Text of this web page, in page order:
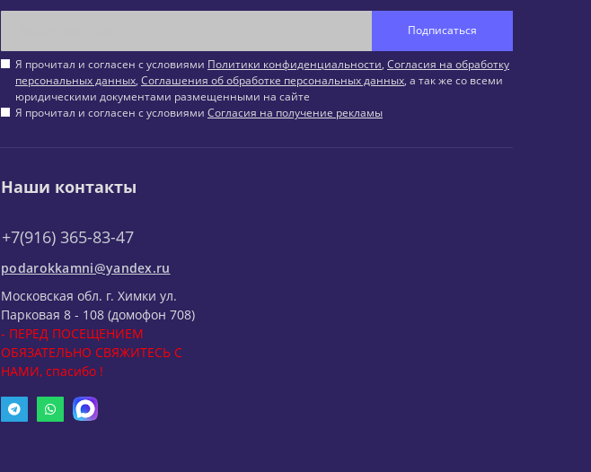
Подписаться
Я прочитал и согласен с условиями Политики конфиденциальности, Согласия на обработку
персональных данных, Соглашения об обработке персональных данных, а так же со всеми
юридическими документами размещенными на сайте
Я прочитал и согласен с условиями Согласия на получение рекламы
Наши контакты
+7(916) 365-83-47
podarokkamni@yandex.ru
Московская обл. г. Химки ул.
Парковая 8 - 108 (домофон 708)
- ПЕРЕД ПОСЕЩЕНИЕМ
ОБЯЗАТЕЛЬНО СВЯЖИТЕСЬ С
НАМИ, спасибо !